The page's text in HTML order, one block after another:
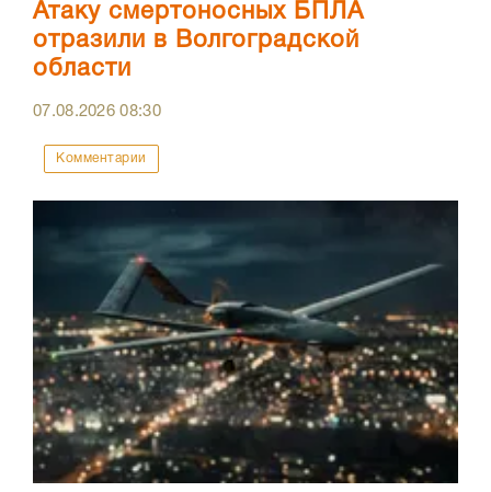
Атаку смертоносных БПЛА
отразили в Волгоградской
области
07.08.202608:30
Комментарии